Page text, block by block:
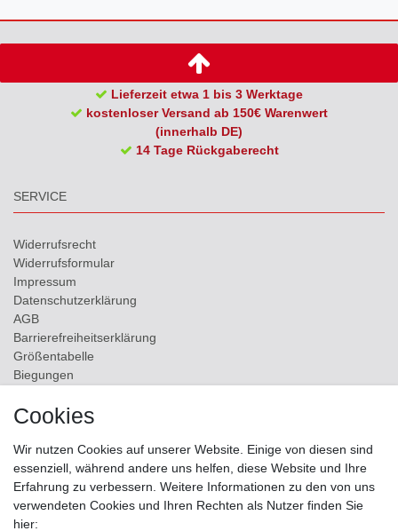
Lieferzeit etwa 1 bis 3 Werktage
kostenloser Versand ab 150€ Warenwert
(innerhalb DE)
14 Tage Rückgaberecht
SERVICE
Widerrufs­recht
Widerrufs­formular
Impressum
Daten­schutz­erklärung
AGB
Barrierefreiheitserklärung
Größentabelle
Biegungen
Kontakt
ZAHLUNGSMÖGLICHKEITEN
Cookies
Wir nutzen Cookies auf unserer Website. Einige von diesen sind
essenziell, während andere uns helfen, diese Website und Ihre
Erfahrung zu verbessern. Weitere Informationen zu den von uns
verwendeten Cookies und Ihren Rechten als Nutzer finden Sie
hier: